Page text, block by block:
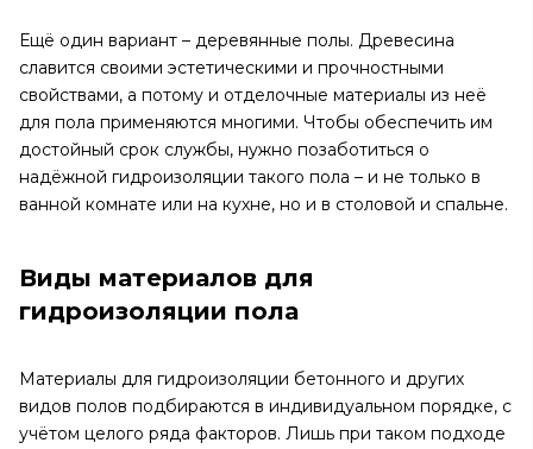
Ещё один вариант – деревянные полы. Древесина
славится своими эстетическими и прочностными
свойствами, а потому и отделочные материалы из неё
для пола применяются многими. Чтобы обеспечить им
достойный срок службы, нужно позаботиться о
надёжной гидроизоляции такого пола – и не только в
ванной комнате или на кухне, но и в столовой и спальне.
Виды материалов для
гидроизоляции пола
Материалы для гидроизоляции бетонного и других
видов полов подбираются в индивидуальном порядке, с
учётом целого ряда факторов. Лишь при таком подходе